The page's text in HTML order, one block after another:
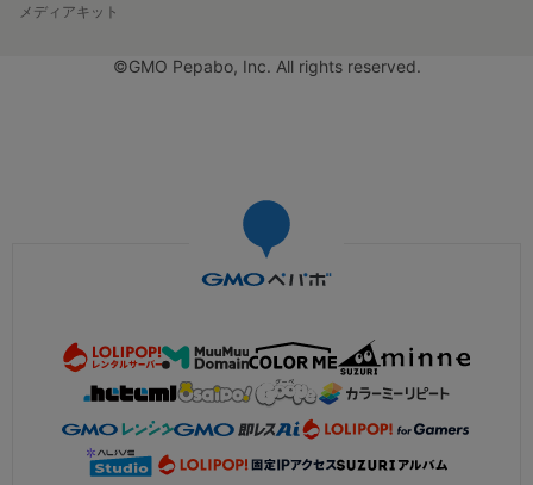
メディアキット
©GMO Pepabo, Inc. All rights reserved.